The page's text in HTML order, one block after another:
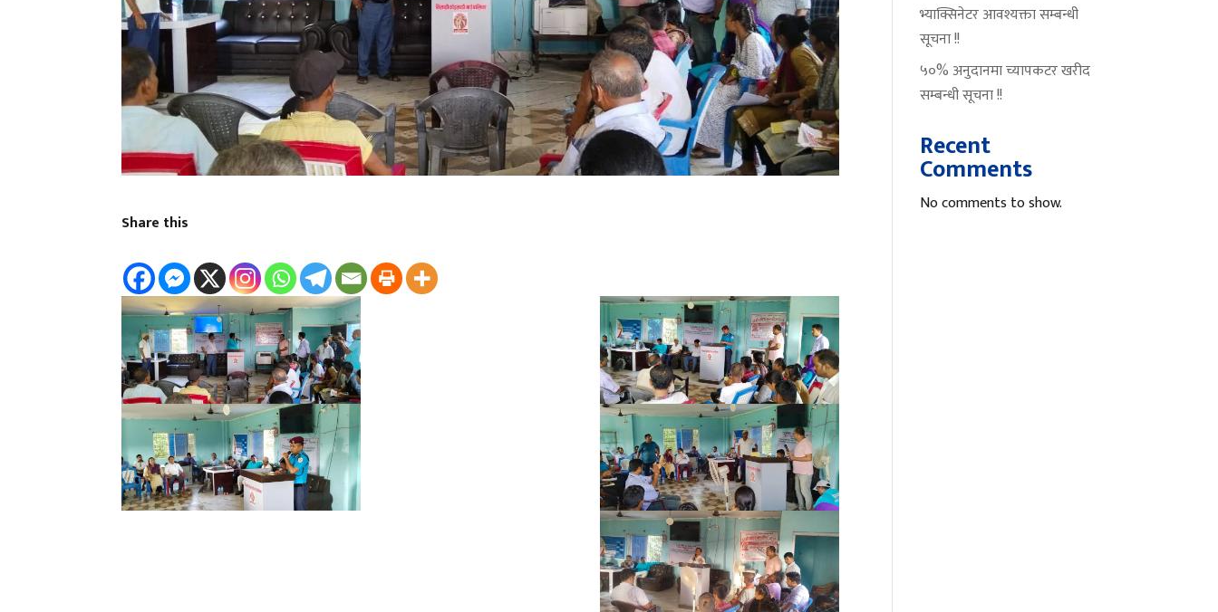
Share this
भ्याक्सिनेटर आवश्यक्ता सम्बन्धी
सूचना !!
५०% अनुदानमा च्यापकटर खरीद
सम्बन्धी सूचना !!
Recent
Comments
No comments to show.